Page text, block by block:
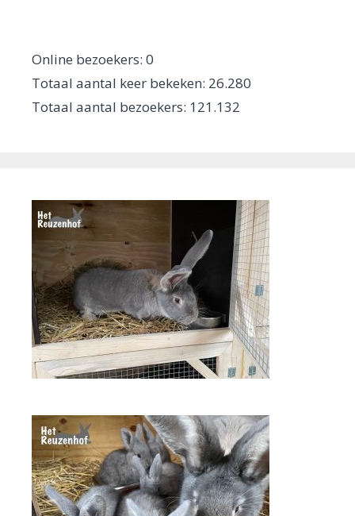
Online bezoekers: 0
Totaal aantal keer bekeken: 26.280
Totaal aantal bezoekers: 121.132